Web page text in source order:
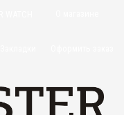
Политика